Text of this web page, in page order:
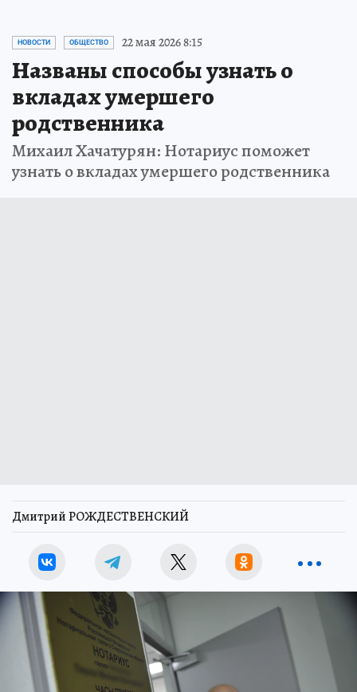
НОВОСТИ ОБЩЕСТВО 22 мая 2026 8:15
Названы способы узнать о
вкладах умершего
родственника
Михаил Хачатурян: Нотариус поможет
узнать о вкладах умершего родственника
Дмитрий РОЖДЕСТВЕНСКИЙ